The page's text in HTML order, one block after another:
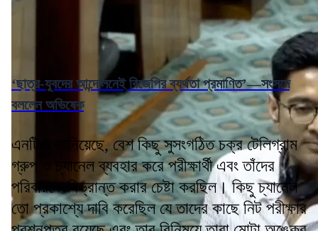
‘ছাত্র-যুবদের আন্দোলনেই বিজেপির ব্যর্থতা প্রমাণিত’—সংসদে
বললেন অভিষেক
এনটিএ জানিয়েছে, বেশ কিছু সুসংগঠিত চক্র টেলিগ্রাম
গ্রুপ ও চ্যানেল ব্যবহার করে পরীক্ষার্থী এবং তাঁদের
পরিবারকে বিভ্রান্ত করার চেষ্টা করছিল। কিছু চ্যানেল
তো প্রকাশ্যে দাবি করেছিল যে তাদের কাছে নিট পরীক্ষার